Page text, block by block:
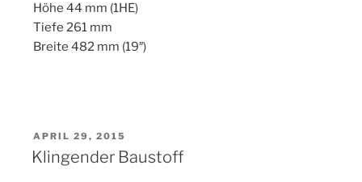
Höhe 44 mm (1HE)
Tiefe 261 mm
Breite 482 mm (19″)
VERÖFFENTLICHT
AM
APRIL 29, 2015
Klingender Baustoff